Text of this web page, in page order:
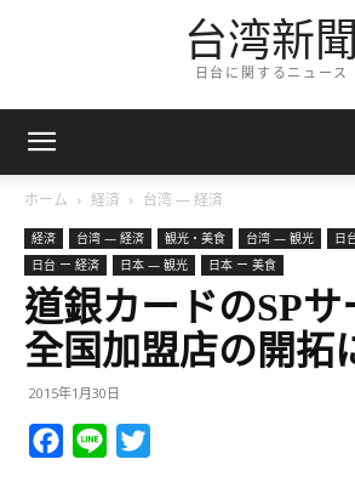
台湾新聞
日台に関するニュース
ホーム 経済 台湾 — 経済
経済 台湾 — 経済 観光・美食 台湾 — 観光 日
日台 ー 経済
日本 — 観光 日本 ー 美食
道銀カードのSPサ
全国加盟店の開拓
2015年1月30日
Facebook
Line